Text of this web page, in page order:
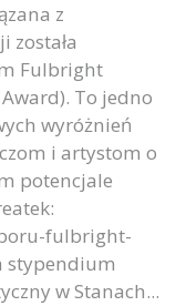
z
została
Fulbright
To jedno
wyróżnień
i artystom o
potencjale
fulbright-
stypendium
w Stanach...